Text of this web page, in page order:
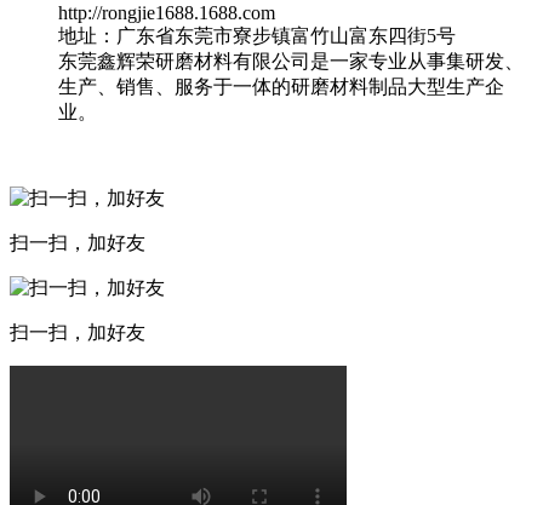
http://rongjie1688.1688.com
地址：广东省东莞市寮步镇富竹山富东四街5号
东莞鑫辉荣研磨材料有限公司是一家专业从事集研发、
生产、销售、服务于一体的研磨材料制品大型生产企
业。
扫一扫，加好友
扫一扫，加好友